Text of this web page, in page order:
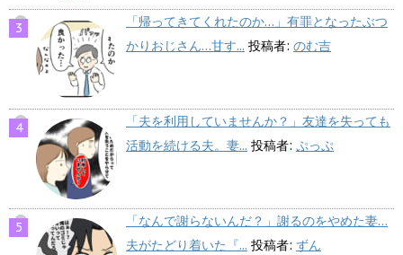
「帰ってきてくれたのか…」有罪となったぶつ
かりおじさん…甘す... 投稿者: のむ吉
「夫を利用していませんか？」友達を失っても
活動を続ける夫。妻... 投稿者: ぷっぷ
「なんで謝らないんだ？」謝るのをやめた妻…
夫がたどり着いた『... 投稿者: ずん